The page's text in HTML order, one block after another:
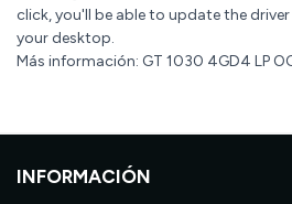
click, you'll be able to update the
your desktop.
Más información: GT 1030 4GD4 LP
INFORMACIÓN